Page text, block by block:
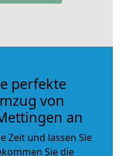
perfekte
von
an
Zeit und lassen Sie
Sie die